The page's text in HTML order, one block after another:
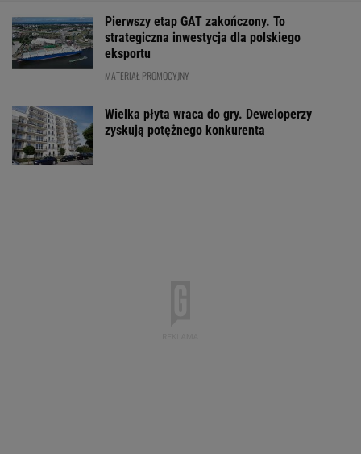
Pierwszy etap GAT zakończony. To
strategiczna inwestycja dla polskiego
eksportu
MATERIAŁ PROMOCYJNY
Wielka płyta wraca do gry. Deweloperzy
zyskują potężnego konkurenta